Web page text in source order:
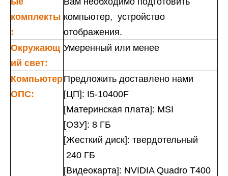
комплекты
:
компьютер, устройство
отображения.
Окружающ
ий свет:
Умеренный или менее
Компьютер
ОПС:
Предложить доставлено нами
[ЦП]: I5-10400F
[Материнская плата]: MSI
[ОЗУ]: 8 ГБ
[Жесткий диск]: твердотельный
240 ГБ
[Видеокарта]: NVIDIA Quadro T400